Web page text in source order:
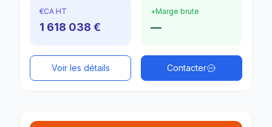
€CA HT
1 618 038 €
+Marge brute
—
Voir les détails Contacter